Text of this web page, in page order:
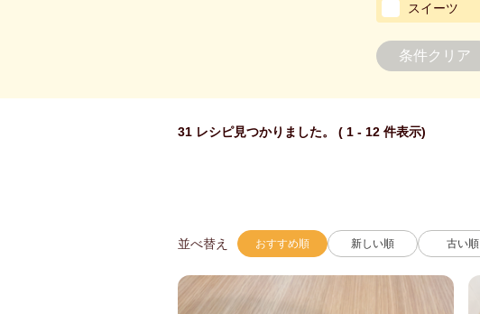
スイーツ
条件クリア
31 レシピ見つかりました。 ( 1 - 12 件表示)
並べ替え おすすめ順 新しい順 古い順